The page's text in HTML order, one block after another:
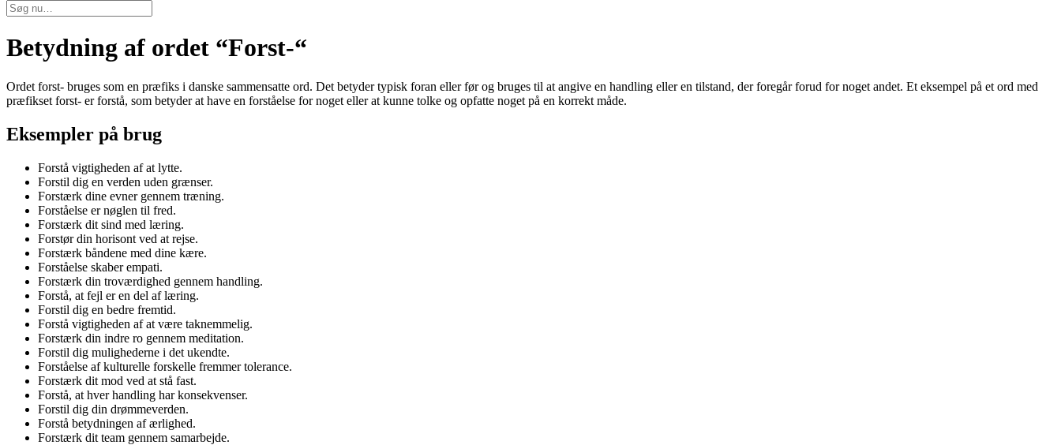
Betydning af ordet “Forst-“
Ordet forst- bruges som en præfiks i danske sammensatte ord. Det betyder typisk foran eller før og bruges til at angive en handling eller en tilstand, der foregår forud for noget andet. Et eksempel på et ord med
præfikset forst- er forstå, som betyder at have en forståelse for noget eller at kunne tolke og opfatte noget på en korrekt måde.
Eksempler på brug
Forstå vigtigheden af at lytte.
Forstil dig en verden uden grænser.
Forstærk dine evner gennem træning.
Forståelse er nøglen til fred.
Forstærk dit sind med læring.
Forstør din horisont ved at rejse.
Forstærk båndene med dine kære.
Forståelse skaber empati.
Forstærk din troværdighed gennem handling.
Forstå, at fejl er en del af læring.
Forstil dig en bedre fremtid.
Forstå vigtigheden af at være taknemmelig.
Forstærk din indre ro gennem meditation.
Forstil dig mulighederne i det ukendte.
Forståelse af kulturelle forskelle fremmer tolerance.
Forstærk dit mod ved at stå fast.
Forstå, at hver handling har konsekvenser.
Forstil dig din drømmeverden.
Forstå betydningen af ærlighed.
Forstærk dit team gennem samarbejde.